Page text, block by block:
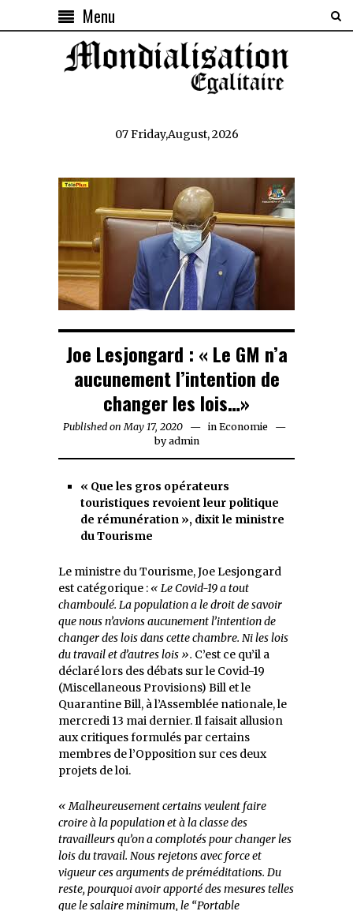
Menu
07 Friday,August, 2026
Joe Lesjongard : « Le GM n’a
aucunement l’intention de
changer les lois…»
Published on May 17, 2020May
17,
in Economie
byadmin
« Que les gros opérateurs
touristiques revoient leur politique
de rémunération », dixit le ministre
du Tourisme
Le ministre du Tourisme, Joe Lesjongard
est catégorique : « Le Covid-19 a tout
chamboulé. La population a le droit de savoir
que nous n’avions aucunement l’intention de
changer des lois dans cette chambre. Ni les lois
du travail et d’autres lois ». C’est ce qu’il a
déclaré lors des débats sur le Covid-19
(Miscellaneous Provisions) Bill et le
Quarantine Bill, à l’Assemblée nationale, le
mercredi 13 mai dernier. Il faisait allusion
aux critiques formulés par certains
membres de l’Opposition sur ces deux
projets de loi.
« Malheureusement certains veulent faire
croire à la population et à la classe des
travailleurs qu’on a complotés pour changer les
lois du travail. Nous rejetons avec force et
vigueur ces arguments de préméditations. Du
reste, pourquoi avoir apporté des mesures telles
que le salaire minimum, le “Portable